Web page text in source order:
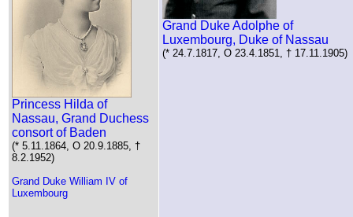
Princess Hilda of
Nassau, Grand Duchess
consort of Baden
(* 5.11.1864, O 20.9.1885, †
8.2.1952)
Grand Duke William IV of
Luxembourg
Grand Duke Adolphe of
Luxembourg, Duke of Nassau
(* 24.7.1817, O 23.4.1851, † 17.11.1905)